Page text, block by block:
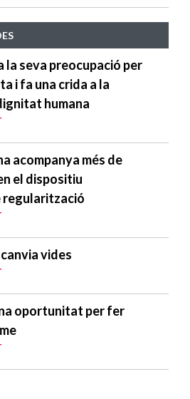
la seva preocupació per
i fa una crida a la
humana
acompanya més de
el dispositiu
vides
oportunitat per fer